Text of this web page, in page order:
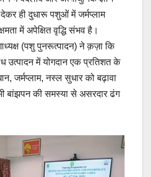
ही दुधारू पशुओं में जर्मप्लाम
में अपेक्षित वृद्धि संभव है।
(पशु पुनरूत्पादन) ने क़ज़ा कि
उत्पादन में योगदान एक प्रतिशत के
जर्मप्लाम, नस्ल सुधार को बढ़ावा
की समस्या से असरदार ढंग